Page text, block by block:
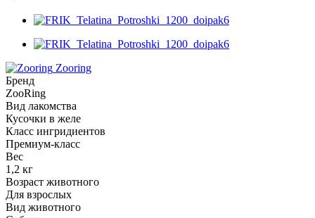
Zooring
Бренд
ZooRing
Вид лакомства
Кусочки в желе
Класс ингридиентов
Премиум-класс
Вес
1,2 кг
Возраст животного
Для взрослых
Вид животного